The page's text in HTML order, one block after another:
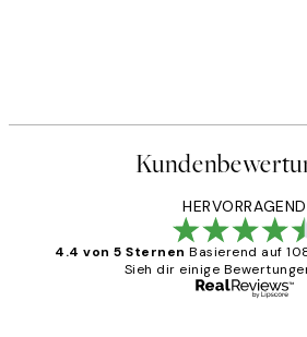
HERVORRAGEND
4.4 von 5 Sternen Basierend auf
Sieh dir einige